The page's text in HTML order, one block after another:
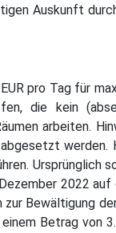
Auskunft
pro Tag für
die kein
arbeiten.
werden.
Ursprünglich
2022 auf
Bewältigung
Betrag von